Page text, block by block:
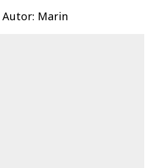
Autor: Marin